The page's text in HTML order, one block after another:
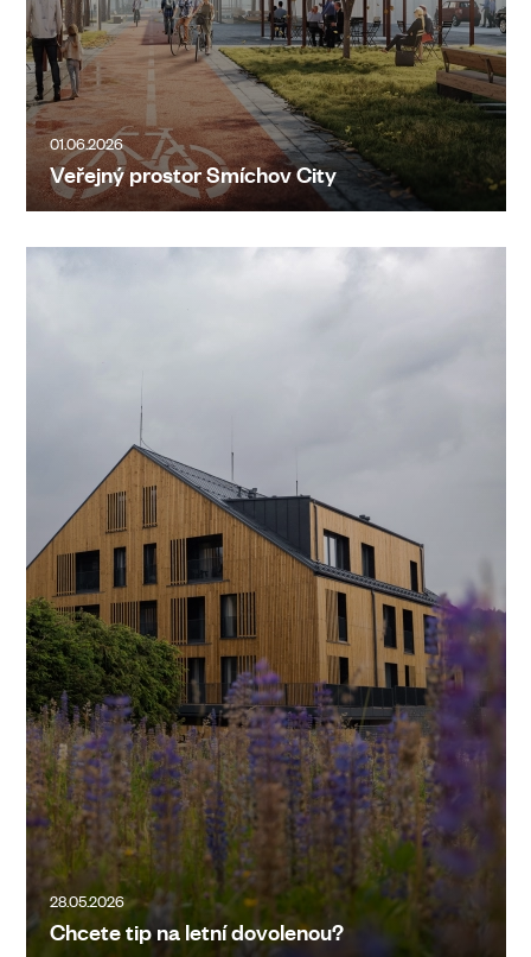
01.06.2026
Veřejný prostor Smíchov City
28.05.2026
Chcete tip na letní dovolenou?